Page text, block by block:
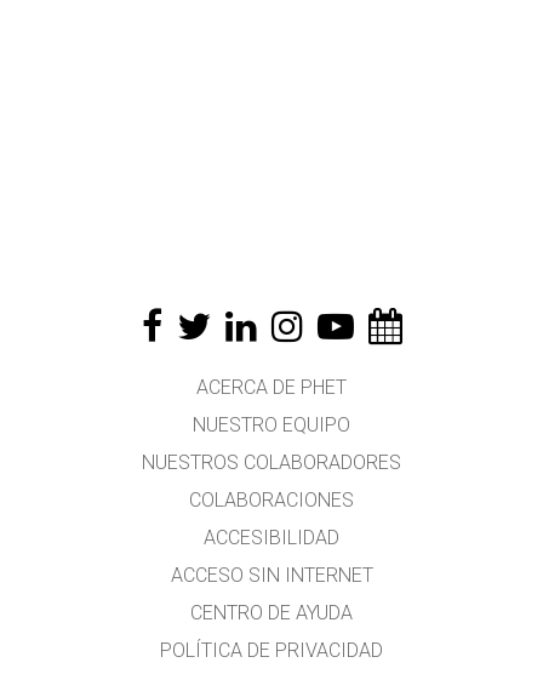
ACERCA DE PHET
NUESTRO EQUIPO
NUESTROS COLABORADORES
COLABORACIONES
ACCESIBILIDAD
ACCESO SIN INTERNET
CENTRO DE AYUDA
POLÍTICA DE PRIVACIDAD